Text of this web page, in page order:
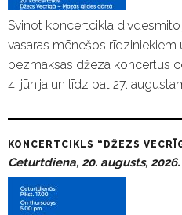
Svinot koncertcikla
vasaras mēnešos rīdziniekiem
bezmaksas džeza koncertus
4. jūnija un līdz pat 27.
KONCERTCIKLS “DŽEZS
Ceturtdiena, 20. augusts,